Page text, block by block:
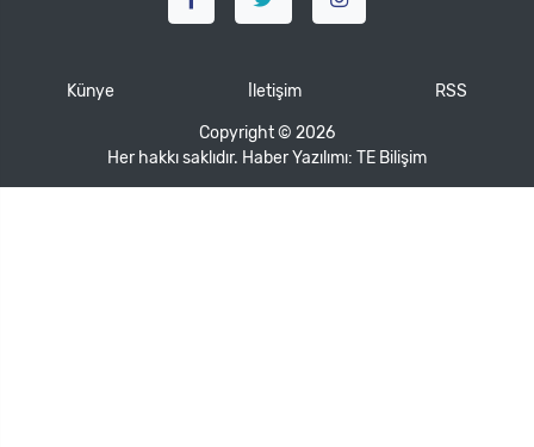
Künye İletişim RSS
Copyright © 2026
Her hakkı saklıdır. Haber Yazılımı: TE Bilişim